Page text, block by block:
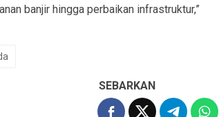
banjir hingga perbaikan infrastruktur,”
SEBARKAN